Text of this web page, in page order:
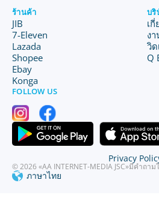
ร้านค้า
JIB
7-Eleven
Lazada
Shopee
Ebay
Konga
บ
เกี่
ง
วิด
Q
FOLLOW US
© 2026 «AA INTERNET-MEDIA JSC»มีคำถาม
ภาษาไทย
Privacy